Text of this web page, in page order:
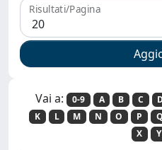
Risultati/Pagina
Vai a: 0-9 A B C
K
L M N O P Q
X
Y